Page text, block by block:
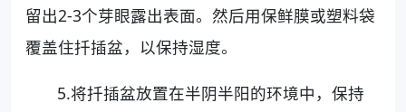
留出2-3个芽眼露出表面。然后用保鲜膜或塑料袋
覆盖住扦插盆，以保持湿度。
5.将扦插盆放置在半阴半阳的环境中，保持